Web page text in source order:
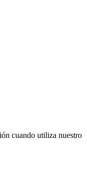
cuando utiliza nuestro